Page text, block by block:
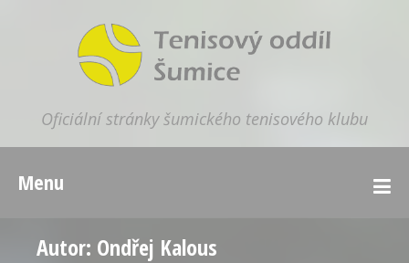
Oficiální stránky šumického tenisového klubu
Menu
Autor: Ondřej Kalous